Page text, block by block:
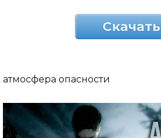
Скачать
атмосфера опасности